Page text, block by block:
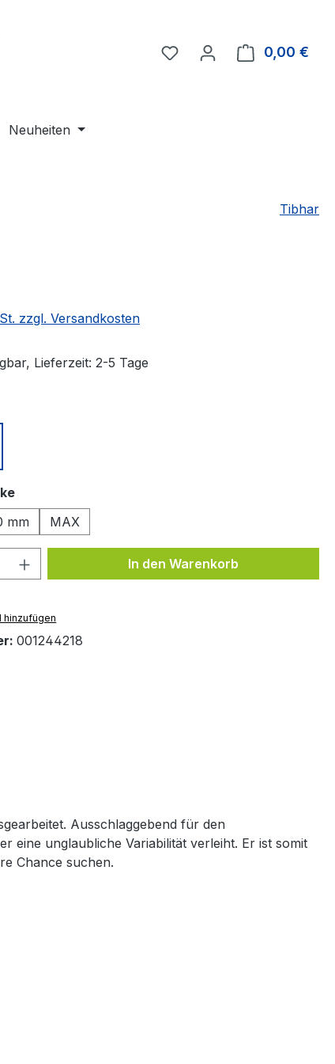
Du hast 0 Produkte auf
0,00 €
Neuheiten
Tibhar
zzgl. Versandkosten
Lieferzeit: 2-5 Tage
auswählen
mm MAX
Gib den gewünschten Wert
In den Warenkorb
hinzufügen
001244218
Ausschlaggebend für den
eine unglaubliche Variabilität verleiht. Er ist somit
Chance suchen.